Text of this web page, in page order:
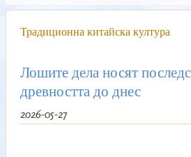
Традиционна китайска култура
Лошите дела носят
древността до днес
2026-05-27